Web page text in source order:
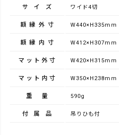
サイズ ワイド4切
額縁外寸 W440×H335mm
額縁内寸 W412×H307mm
マット外寸 W420×H315mm
マット内寸 W350×H238mm
重量 590g
付属品 吊りひも付